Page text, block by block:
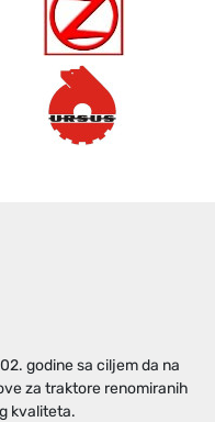
godine sa ciljem da na
za traktore renomiranih
kvaliteta.